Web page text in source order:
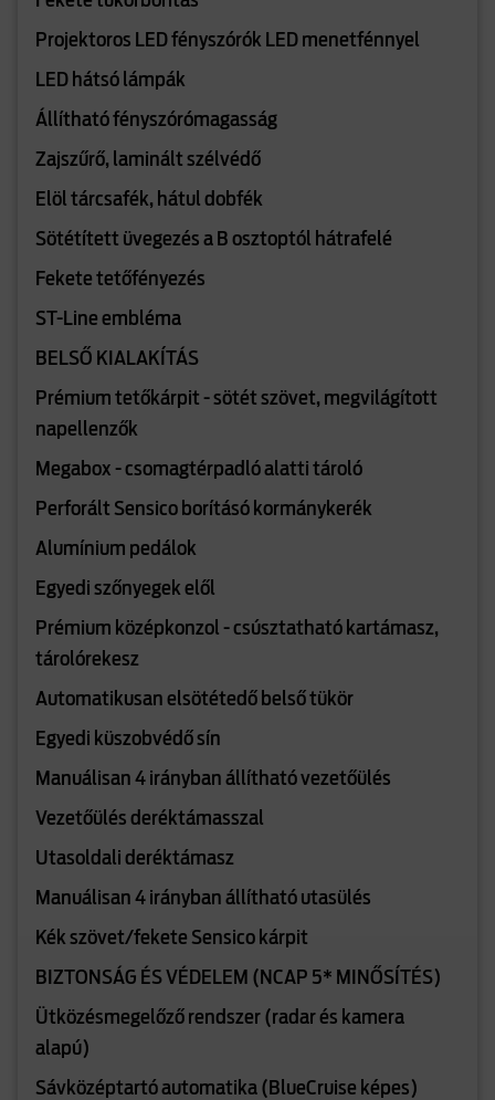
Projektoros LED fényszórók LED menetfénnyel
LED hátsó lámpák
Állítható fényszórómagasság
Zajszűrő, laminált szélvédő
Elöl tárcsafék, hátul dobfék
Sötétített üvegezés a B osztoptól hátrafelé
Fekete tetőfényezés
ST-Line embléma
BELSŐ KIALAKÍTÁS
Prémium tetőkárpit - sötét szövet, megvilágított
napellenzők
Megabox - csomagtérpadló alatti tároló
Perforált Sensico borításó kormánykerék
Alumínium pedálok
Egyedi szőnyegek elől
Prémium középkonzol - csúsztatható kartámasz,
tárolórekesz
Automatikusan elsötétedő belső tükör
Egyedi küszobvédő sín
Manuálisan 4 irányban állítható vezetőülés
Vezetőülés deréktámasszal
Utasoldali deréktámasz
Manuálisan 4 irányban állítható utasülés
Kék szövet/fekete Sensico kárpit
BIZTONSÁG ÉS VÉDELEM (NCAP 5* MINŐSÍTÉS)
Ütközésmegelőző rendszer (radar és kamera
alapú)
Sávközéptartó automatika (BlueCruise képes)